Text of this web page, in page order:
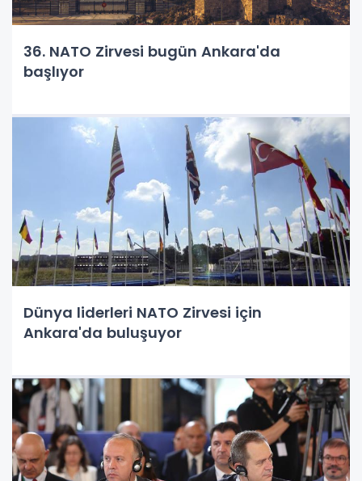
36. NATO Zirvesi bugün Ankara'da
başlıyor
Dünya liderleri NATO Zirvesi için
Ankara'da buluşuyor